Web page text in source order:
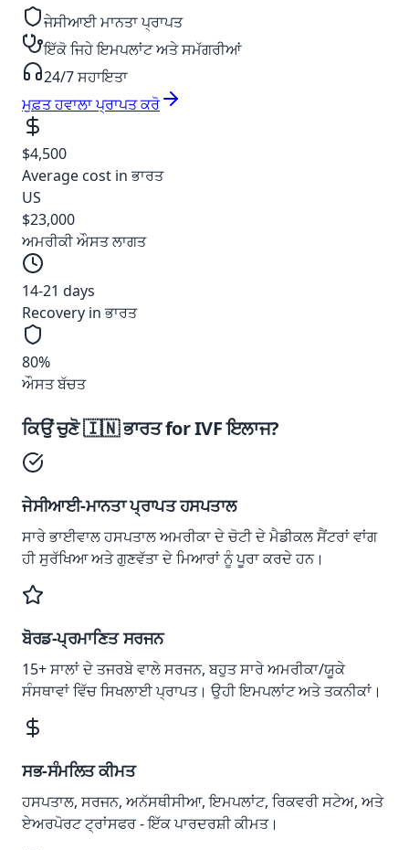
ਜੇਸੀਆਈ ਮਾਨਤਾ ਪ੍ਰਾਪਤ
ਇੱਕੋ ਜਿਹੇ ਇਮਪਲਾਂਟ ਅਤੇ ਸਮੱਗਰੀਆਂ
24/7 ਸਹਾਇਤਾ
ਮੁਫ਼ਤ ਹਵਾਲਾ ਪ੍ਰਾਪਤ ਕਰੋ
$4,500
Average cost inਭਾਰਤ
US
$23,000
ਅਮਰੀਕੀ ਔਸਤ ਲਾਗਤ
14-21 days
Recovery inਭਾਰਤ
80%
ਔਸਤ ਬੱਚਤ
ਕਿਉਂ ਚੁਣੋ🇮🇳ਭਾਰਤforIVF ਇਲਾਜ?
ਜੇਸੀਆਈ-ਮਾਨਤਾ ਪ੍ਰਾਪਤ ਹਸਪਤਾਲ
ਸਾਰੇ ਭਾਈਵਾਲ ਹਸਪਤਾਲ ਅਮਰੀਕਾ ਦੇ ਚੋਟੀ ਦੇ ਮੈਡੀਕਲ ਸੈਂਟਰਾਂ ਵਾਂਗ
ਹੀ ਸੁਰੱਖਿਆ ਅਤੇ ਗੁਣਵੱਤਾ ਦੇ ਮਿਆਰਾਂ ਨੂੰ ਪੂਰਾ ਕਰਦੇ ਹਨ।
ਬੋਰਡ-ਪ੍ਰਮਾਣਿਤ ਸਰਜਨ
15+ ਸਾਲਾਂ ਦੇ ਤਜਰਬੇ ਵਾਲੇ ਸਰਜਨ, ਬਹੁਤ ਸਾਰੇ ਅਮਰੀਕਾ/ਯੂਕੇ
ਸੰਸਥਾਵਾਂ ਵਿੱਚ ਸਿਖਲਾਈ ਪ੍ਰਾਪਤ। ਉਹੀ ਇਮਪਲਾਂਟ ਅਤੇ ਤਕਨੀਕਾਂ।
ਸਭ-ਸੰਮਲਿਤ ਕੀਮਤ
ਹਸਪਤਾਲ, ਸਰਜਨ, ਅਨੱਸਥੀਸੀਆ, ਇਮਪਲਾਂਟ, ਰਿਕਵਰੀ ਸਟੇਅ, ਅਤੇ
ਏਅਰਪੋਰਟ ਟ੍ਰਾਂਸਫਰ - ਇੱਕ ਪਾਰਦਰਸ਼ੀ ਕੀਮਤ।